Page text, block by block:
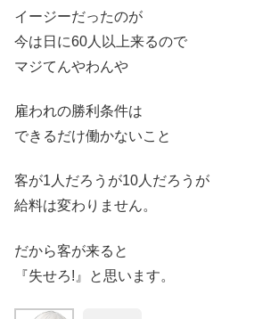
イージーだったのが
今は日に60人以上来るので
マジてんやわんや
雇われの勝利条件は
できるだけ働かないこと
客が1人だろうが10人だろうが
給料は変わりません。
だから客が来ると
『失せろ!』と思います。